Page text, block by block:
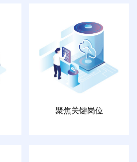
聚焦关键岗位